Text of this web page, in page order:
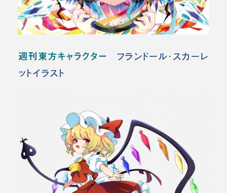
週刊東方キャラクター
フランドール・スカーレ
ットイラスト